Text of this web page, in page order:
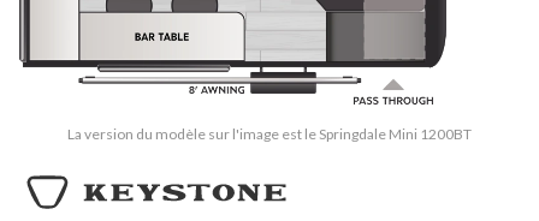
La version du modèle sur l'image est le Springdale Mini 1200BT